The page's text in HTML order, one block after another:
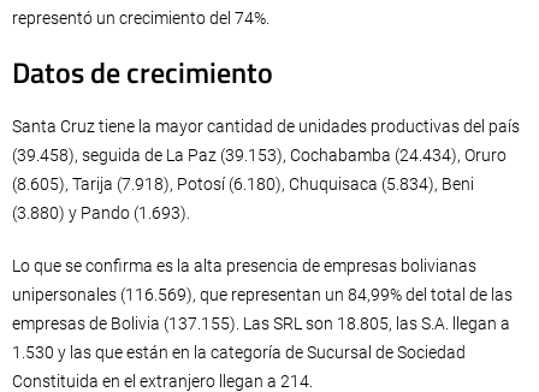
representó un crecimiento del 74%.
Datos de crecimiento
Santa Cruz tiene la mayor cantidad de unidades productivas del país
(39.458), seguida de La Paz (39.153), Cochabamba (24.434), Oruro
(8.605), Tarija (7.918), Potosí (6.180), Chuquisaca (5.834), Beni
(3.880) y Pando (1.693).
Lo que se confirma es la alta presencia de empresas bolivianas
unipersonales (116.569), que representan un 84,99% del total de las
empresas de Bolivia (137.155). Las SRL son 18.805, las S.A. llegan a
1.530 y las que están en la categoría de Sucursal de Sociedad
Constituida en el extranjero llegan a 214.